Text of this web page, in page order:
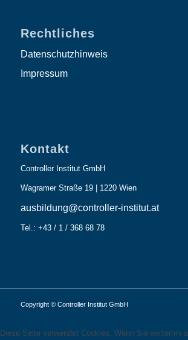
Rechtliches
Datenschutzhinweis
Impressum
Kontakt
Controller Institut GmbH
Wagramer Straße 19 | 1220 Wien
ausbildung@controller-institut.at
Tel.: +43 / 1 / 368 68 78
Copyright © Controller Institut GmbH
Diese Seite verwendet Cookies. Wenn Sie weiterhin